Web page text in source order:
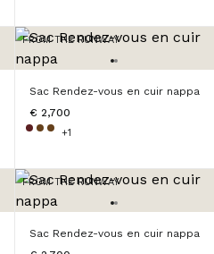
FROM THE RUNWAY
Sac Rendez-vous en cuir nappa
€ 2,700
+1
FROM THE RUNWAY
Sac Rendez-vous en cuir nappa